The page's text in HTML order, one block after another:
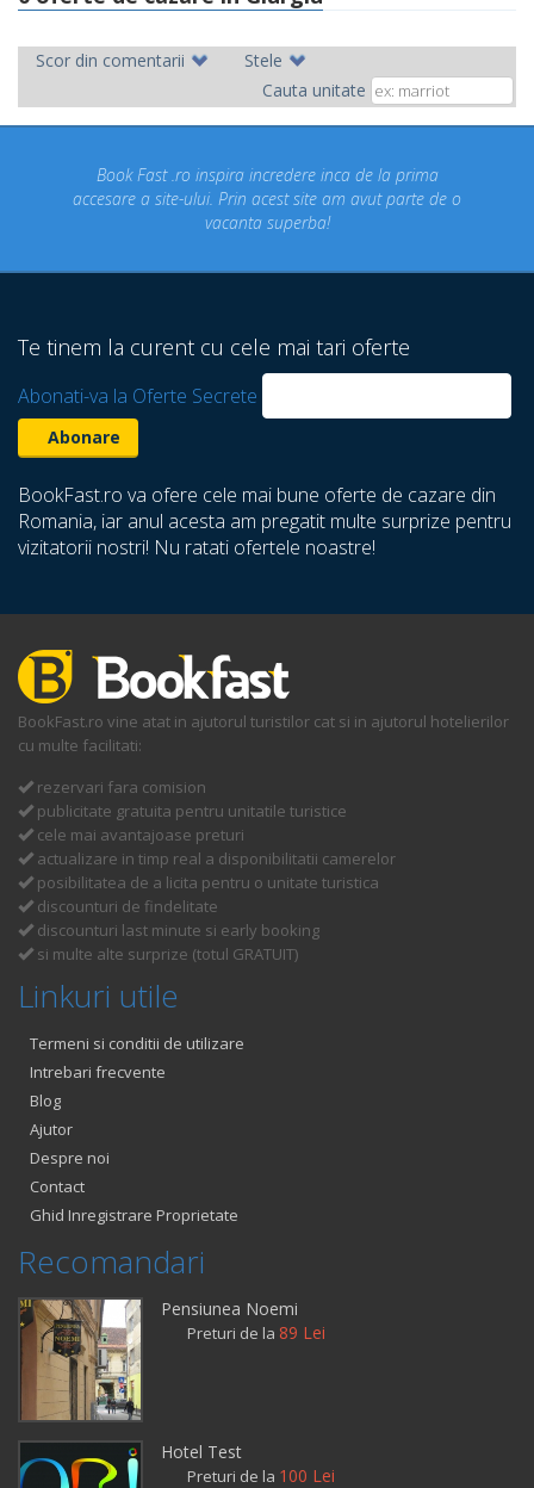
Scor din comentarii
Stele
Cauta unitate
.ro inspira incredere inca de la prima
a site-ului. Prin acest site am avut parte de o
Concediul
un
Te tinem la curent cu cele mai tari oferte
Abonati-va la Oferte Secrete
BookFast.ro va ofere cele mai bune oferte de cazare din
Romania, iar anul acesta am pregatit multe surprize pentru
vizitatorii nostri! Nu ratati ofertele noastre!
BookFast.ro vine atat in ajutorul turistilor cat si in ajutorul hotelierilor
cu multe facilitati:
rezervari fara comision
publicitate gratuita pentru unitatile turistice
cele mai avantajoase preturi
actualizare in timp real a disponibilitatii camerelor
posibilitatea de a licita pentru o unitate turistica
discounturi de findelitate
discounturi last minute si early booking
si multe alte surprize (totul GRATUIT)
Linkuri utile
Termeni si conditii de utilizare
Intrebari frecvente
Blog
Ajutor
Despre noi
Contact
Ghid Inregistrare Proprietate
Recomandari
Pensiunea Noemi
Preturi de la 89 Lei
Hotel Test
Preturi de la 100 Lei